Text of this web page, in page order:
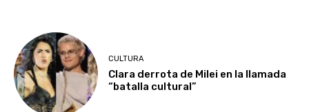
CULTURA
Clara derrota de Milei en la llamada
“batalla cultural”